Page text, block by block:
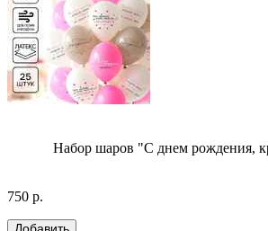
Набор шаров "С днем рождения,
750 р.